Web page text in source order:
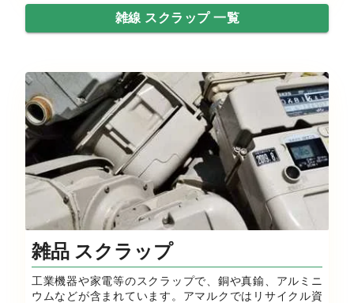
雑線 スクラップ 一覧
雑品 スクラップ
工業機器や家電等のスクラップで、銅や真鍮、アルミニ
ウムなどが含まれています。アマルクではリサイクル資